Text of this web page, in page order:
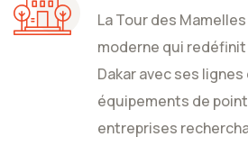
La Tour des
moderne qui
Dakar avec ses
équipements de
entreprises